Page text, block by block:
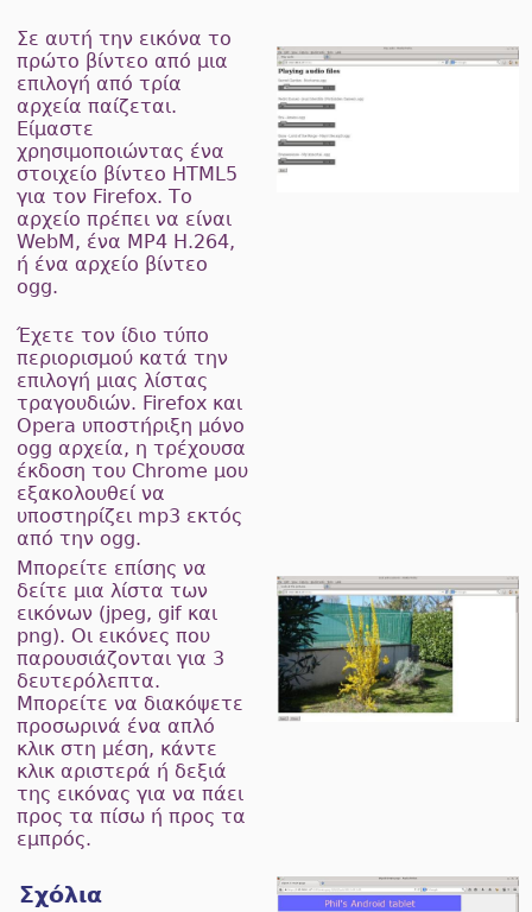
Σε αυτή την εικόνα το
πρώτο βίντεο από μια
επιλογή από τρία
αρχεία παίζεται.
Είμαστε
χρησιμοποιώντας ένα
στοιχείο βίντεο HTML5
για τον Firefox. Το
αρχείο πρέπει να είναι
WebM, ένα MP4 H.264,
ή ένα αρχείο βίντεο
ogg.
Έχετε τον ίδιο τύπο
περιορισμού κατά την
επιλογή μιας λίστας
τραγουδιών. Firefox και
Opera υποστήριξη μόνο
ogg αρχεία, η τρέχουσα
έκδοση του Chrome μου
εξακολουθεί να
υποστηρίζει mp3 εκτός
από την ogg.
Μπορείτε επίσης να
δείτε μια λίστα των
εικόνων (jpeg, gif και
png). Οι εικόνες που
παρουσιάζονται για 3
δευτερόλεπτα.
Μπορείτε να διακόψετε
προσωρινά ένα απλό
κλικ στη μέση, κάντε
κλικ αριστερά ή δεξιά
της εικόνας για να πάει
προς τα πίσω ή προς τα
εμπρός.
Σχόλια